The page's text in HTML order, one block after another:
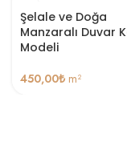
Şelale ve Doğa
Manzaralı Duvar
Modeli
450,00₺ m²